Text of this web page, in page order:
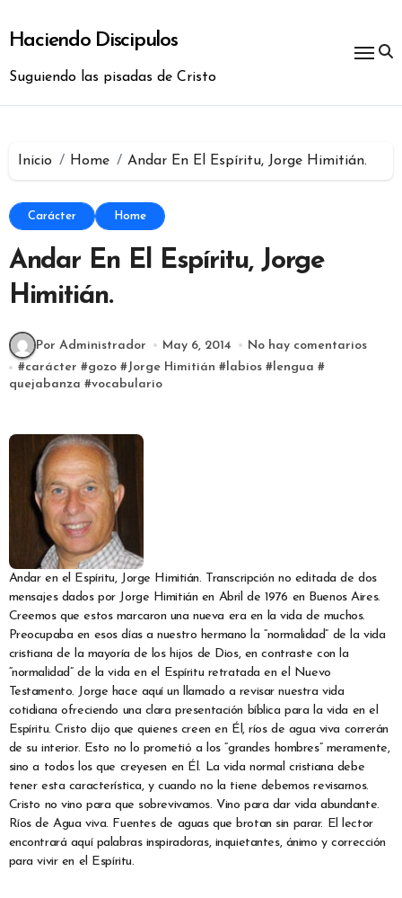
contenido
Haciendo Discipulos
Suguiendo las pisadas de Cristo
Inicio Home Andar En El Espíritu, Jorge Himitián.
Carácter Home
Andar En El Espíritu, Jorge
Himitián.
Por Administrador May 6, 2014
No hay comentarios
#carácter #gozo #Jorge Himitián #labios #lengua #
quejabanza #vocabulario
Andar en el Espíritu, Jorge Himitián. Transcripción no editada de dos
mensajes dados por Jorge Himitián en Abril de 1976 en Buenos Aires.
Creemos que estos marcaron una nueva era en la vida de muchos.
Preocupaba en esos días a nuestro hermano la “normalidad” de la vida
cristiana de la mayoría de los hijos de Dios, en contraste con la
“normalidad” de la vida en el Espíritu retratada en el Nuevo
Testamento. Jorge hace aquí un llamado a revisar nuestra vida
cotidiana ofreciendo una clara presentación bíblica para la vida en el
Espíritu. Cristo dijo que quienes creen en Él, ríos de agua viva correrán
de su interior. Esto no lo prometió a los “grandes hombres” meramente,
sino a todos los que creyesen en Él. La vida normal cristiana debe
tener esta característica, y cuando no la tiene debemos revisarnos.
Cristo no vino para que sobrevivamos. Vino para dar vida abundante.
Ríos de Agua viva. Fuentes de aguas que brotan sin parar. El lector
encontrará aquí palabras inspiradoras, inquietantes, ánimo y corrección
para vivir en el Espíritu.